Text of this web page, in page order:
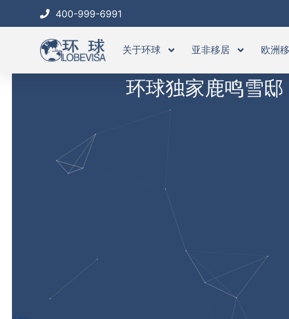
400-999-6991
关于环球 亚非移居 欧洲
环球独家鹿鸣雪